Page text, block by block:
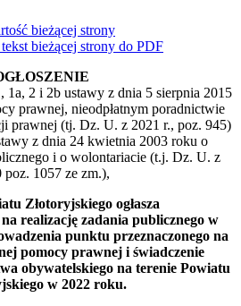
bieżącej strony
bieżącej strony do PDF
1a, 2 i 2b ustawy z dnia 5 sierpnia 2015
prawnej, nieodpłatnym poradnictwie
prawnej (tj. Dz. U. z 2021 r., poz. 945)
z dnia 24 kwietnia 2003 roku o
i o wolontariacie (t.j. Dz. U. z
poz. 1057 ze zm.),
Złotoryjskiego ogłasza
realizację zadania publicznego w
punktu przeznaczonego na
pomocy prawnej i świadczenie
obywatelskiego na terenie Powiatu
w 2022 roku.